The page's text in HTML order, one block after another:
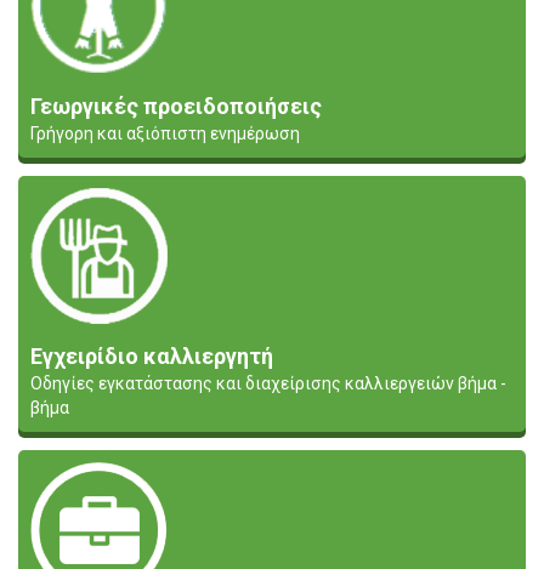
Γεωργικές προειδοποιήσεις
Γρήγορη και αξιόπιστη ενημέρωση
Εγχειρίδιο καλλιεργητή
Οδηγίες εγκατάστασης και διαχείρισης καλλιεργειών βήμα -
βήμα